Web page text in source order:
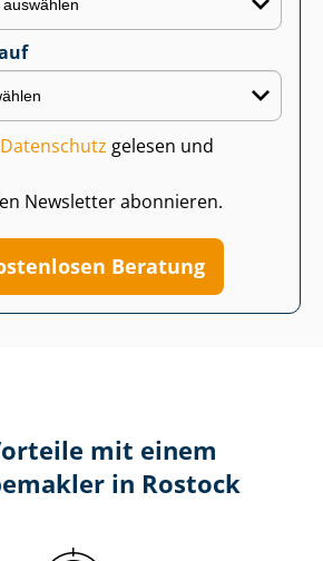
Datenschutz gelesen und
Newsletter abonnieren.
Beratung
mit einem
in Rostock